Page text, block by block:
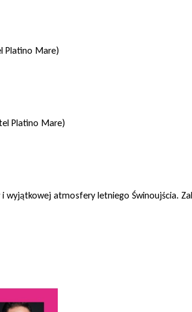
Platino Mare)
Platino Mare)
wyjątkowej atmosfery letniego Świnoujścia.